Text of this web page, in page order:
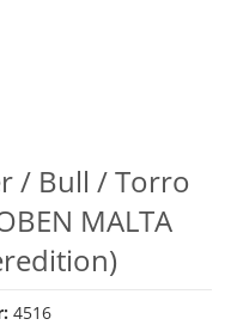
/ Bull / Torro
MALTA
4516